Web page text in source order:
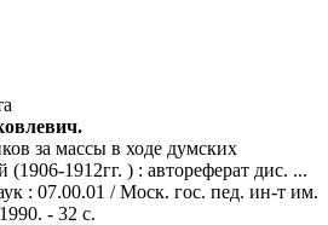
за массы в ходе думских
1912гг. ) : автореферат дис. ...
: 07.00.01 / Моск. гос. пед. ин-т им.
- 32 с.